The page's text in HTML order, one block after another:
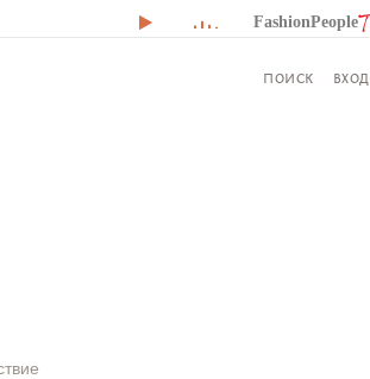
FashionPeople
ПОИСК ВХОД